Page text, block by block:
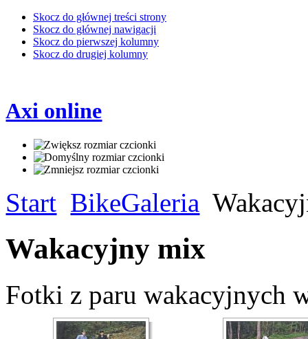
Skocz do głównej treści strony
Skocz do głównej nawigacji
Skocz do pierwszej kolumny
Skocz do drugiej kolumny
Axi online
Start BikeGaleria
Wakacyjny mix
Fotki z paru wakacyjnych